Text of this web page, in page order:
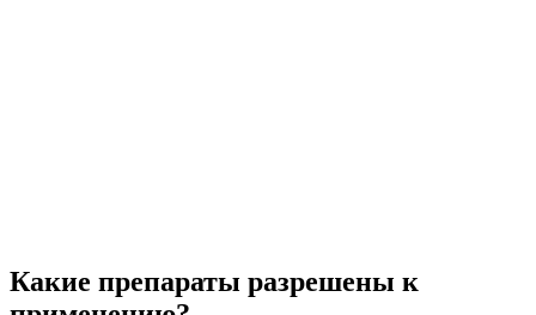
Какие препараты разрешены к